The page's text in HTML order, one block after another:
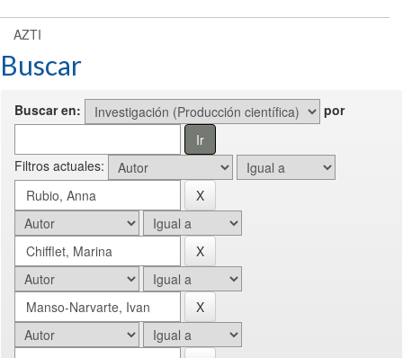
AZTI
Buscar
Buscar en: por
Filtros actuales: